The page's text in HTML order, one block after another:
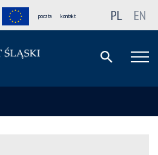
poczta kontakt PL EN